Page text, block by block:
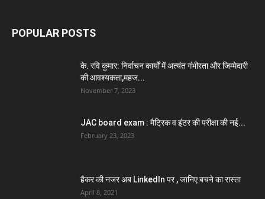
POPULAR POSTS
के. रवि कुमार: निर्वाचन कार्यों में अत्यंत गंभीरता और जिम्मेदारी
की आवश्यकता,महज...
November 7, 2023
JAC board exam : मैट्रिक व इंटर की परीक्षा की नई...
February 23, 2023
हैकर की नजर अब LinkedIn पर , जानिए बचने का रास्ता
April 8, 2021